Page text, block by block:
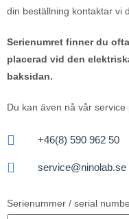
din beställning kontaktar vi
Serienumret finner du
placerad vid den
baksidan.
Du kan även nå vår service
+46(8) 590 962 50
service@ninolab.se
Serienummer / serial